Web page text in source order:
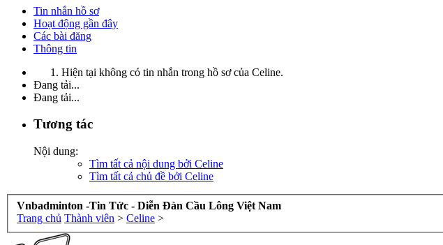
Tin nhắn hồ sơ
Hoạt động gần đây
Các bài đăng
Thông tin
Hiện tại không có tin nhắn trong hồ sơ của Celine.
Đang tải...
Đang tải...
Tương tác
Nội dung:
Tìm tất cả nội dung bởi Celine
Tìm tất cả chủ đề bởi Celine
Vnbadminton -Tin Tức - Diễn Đàn Cầu Lông Việt Nam
Trang chủ Thành viên > Celine >